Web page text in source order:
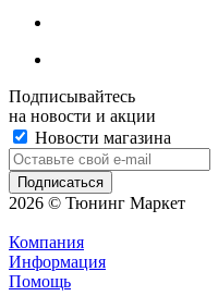
Подписывайтесь
на новости и акции
Новости магазина
2026 © Тюнинг Маркет
Компания
Информация
Помощь